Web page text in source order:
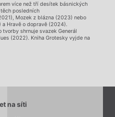
více než tří desítek básnických
posledních
Mozek z blázna (2023) nebo
a Hravě o dopravě (2024).
tvorby shrnuje svazek Generál
(2022). Kniha Grotesky vyjde na
na síti